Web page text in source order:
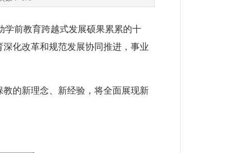
前教育跨越式发展硕果累累的十
化改革和规范发展协同推进，事业
的新理念、新经验，将全面展现新